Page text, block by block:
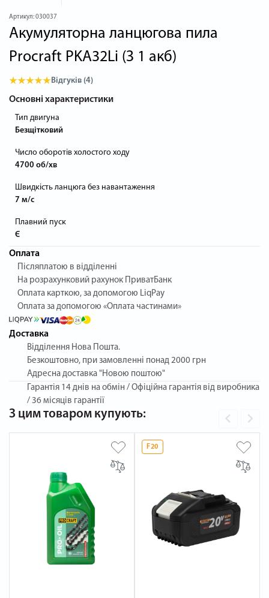
Артикул:030037
Акумуляторна ланцюгова пила
Procraft PKA32Li (З 1 акб)
Відгуків (4)
Основні характеристики
Тип двигуна
Безщітковий
Число оборотів холостого ходу
4700 об/хв
Швидкість ланцюга без навантаження
7 м/с
Плавний пуск
Є
Оплата
Післяплатою в відділенні
На розрахунковий рахунок ПриватБанк
Оплата карткою, за допомогою LiqPay
Оплата за допомогою «Оплата частинами»
Доставка
Відділення Нова Пошта.
Безкоштовно, при замовленні понад 2000 грн
Адресна доставка "Новою поштою"
Гарантія 14 днів на обмін / Офіційна гарантія від виробника
/ 36 місяців гарантії
З цим товаром купують:
F20